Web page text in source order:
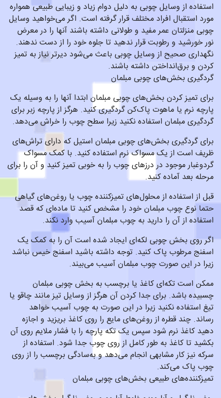
استفاده از وسایل چوبی به دلیل دوام زیاد و زیبایی طبیعی همواره
مورد استقبال افراد مختلف قرار گرفته است. اگر می‌خواهید وسایل
چوبی منزلتان عمر مفید و طولانی داشته باشند آنها را در معرض
نور خورشید و رطوبت قرار ندهید تا جلوه خود را از دست ندهند.
نگهداری صحیح از وسایل چوبی باعث می‌شود دیرتر نیاز به تمیز
کردن و برق‌انداختن داشته باشند.
گردگیری بخش‌های چوبی مبلمان
برای تمیز کردن بخش‌های چوبی مبلمان ابتدا آنها را به وسیله یک
پارچه نرم یا ماهوت پاک‌کن گردگیری کنید. هرگز از پارچه زبر برای
گردگیری مبلمان استفاده نکنید زیرا سطح چوب را خراش می‌دهد.
برای گردگیری بخش‌های چوبی مبلمان استیل که دارای تراش‌های
ظریف است از یک مسواک نرم استفاده کنید. با کمک مسواک
گردوغبار موجود در درزهای چوب را به خوبی تمیز کنید و آن را برای
مرحله بعد آماده کنید.
قبل از استفاده از محلول‌های تمیزکننده چوب یا روغن‌های گیاهی
حتما نوع چوب مبلمان خود را مشخص کنید تا ماده‌ای که قصد
استفاده از آن را دارید به چوب مبلمان آسیب وارد نکند.
اگر روی بخش چوبی لکه‌ای ایجاد شده است آن را به کمک یک
اسفنج مرطوب پاک کنید. توجه داشته باشید اسفنج خیس نباشد
زیرا در این صورت چوب مبلمان آسیب می‌بیند.
ممکن است تکه‌ای کاغذ یا برچسب به بخش چوبی مبلمان
چسبیده باشد. برای جدا کردن آن هرگز از وسایل تیز مانند چاقو یا
تیغ استفاده نکنید زیرا در این صورت به چوب آسیب خواهد
رساند. چند قطره از روغن‌های مایع را روی کاغذ بریزید و اجازه
دهید کاغذ نرم شود سپس یک تکه پارچه را با فشار ملایم روی آن
بکشید تا کاغذ به طور کامل از روی چوب جدا شود. استفاده از
سرکه نیز کار مشابهی انجام می‌دهد و به‌سادگی برچسب را از روی
چوب پاک می‌کند.
تمیزکننده‌های طبیعی بخش‌های چوبی مبلمان